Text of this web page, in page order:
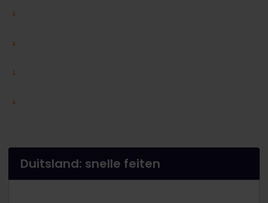
Duitsland: snelle feiten